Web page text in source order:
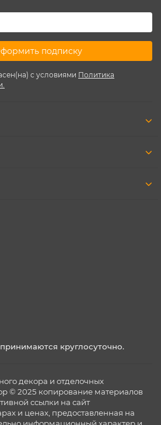
подписку
с условиями Политика
круглосуточно.
декора и отделочных
© 2025 копирование материалов
ссылки на сайт
и ценах, предоставленная на